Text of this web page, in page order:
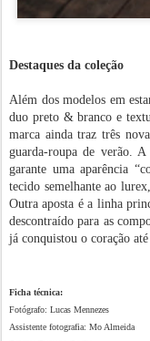
Destaques da coleção
Além dos modelos em
duo preto & branco e
marca ainda traz três
guarda-roupa de verão.
garante uma aparência
tecido semelhante ao
Outra aposta é a linha
descontraído para as
já conquistou o coração
Ficha técnica:
Fotógrafo: Lucas Mennezes
Assistente fotografia: Mo Almeida